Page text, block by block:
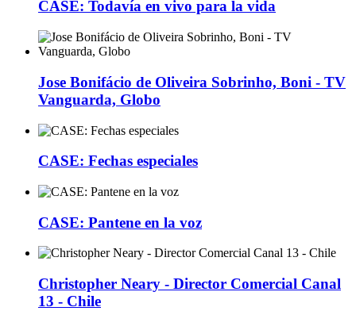
CASE: Todavía en vivo para la vida
Jose Bonifácio de Oliveira Sobrinho, Boni - TV
Vanguarda, Globo
CASE: Fechas especiales
CASE: Pantene en la voz
Christopher Neary - Director Comercial Canal
13 - Chile